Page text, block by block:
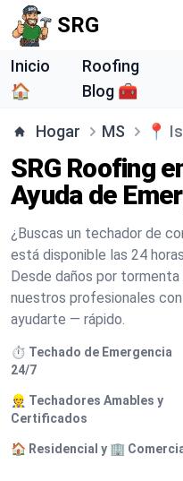
SRG
Inicio
🏠
Roofing
Blog 🧰
Hogar MS 📍
SRG Roofing
Ayuda de
¿Buscas un techador de
está disponible las 24
Desde daños por
nuestros profesionales
ayudarte — rápido.
⏱️ Techado de Emergencia
24/7
👷 Techadores Amables y
Certificados
🏠 Residencial y 🏢